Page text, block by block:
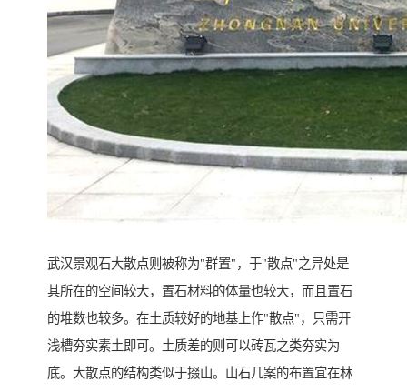
武汉景观石大散点则被称为"群置"，于"散点"之异处是
其所在的空间较大，置石材料的体量也较大，而且置石
的堆数也较多。在土质较好的地基上作"散点"，只需开
浅槽夯实素土即可。土质差的则可以砖瓦之类夯实为
底。大散点的结构类似于掇山。山石几案的布置宜在林